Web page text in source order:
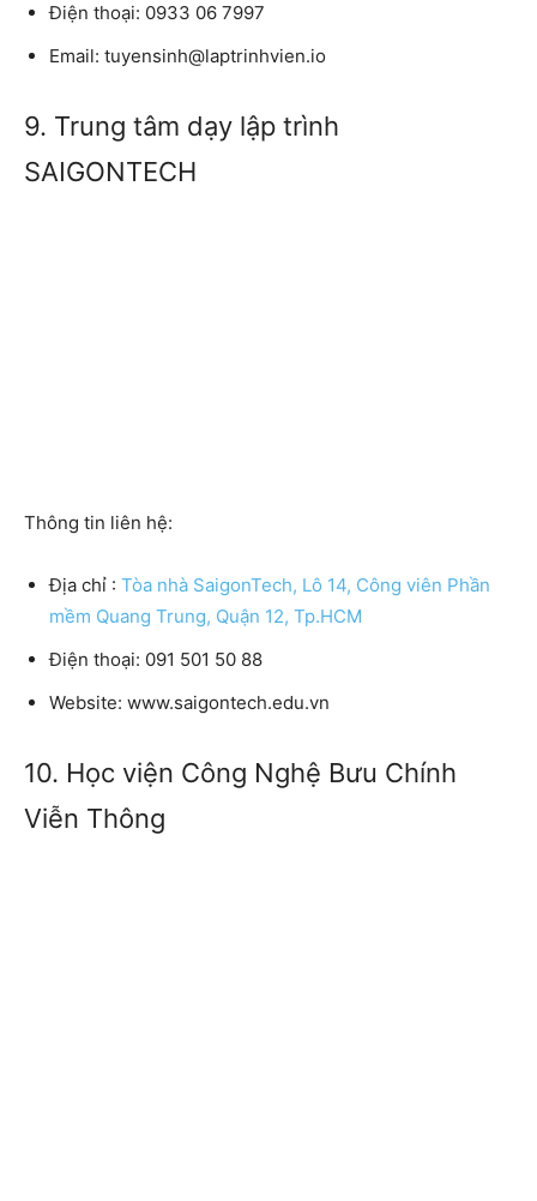
Điện thoại: 0933 06 7997
Email: tuyensinh@laptrinhvien.io
9. Trung tâm dạy lập trình
SAIGONTECH
Thông tin liên hệ:
Địa chỉ : Tòa nhà SaigonTech, Lô 14, Công viên Phần
mềm Quang Trung, Quận 12, Tp.HCM
Điện thoại: 091 501 50 88
Website: www.saigontech.edu.vn
10. Học viện Công Nghệ Bưu Chính
Viễn Thông